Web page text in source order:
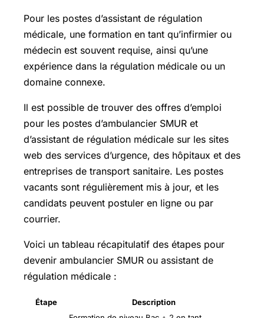
Pour les postes d’assistant de régulation
médicale, une formation en tant qu’infirmier ou
médecin est souvent requise, ainsi qu’une
expérience dans la régulation médicale ou un
domaine connexe.
Il est possible de trouver des offres d’emploi
pour les postes d’ambulancier SMUR et
d’assistant de régulation médicale sur les sites
web des services d’urgence, des hôpitaux et des
entreprises de transport sanitaire. Les postes
vacants sont régulièrement mis à jour, et les
candidats peuvent postuler en ligne ou par
courrier.
Voici un tableau récapitulatif des étapes pour
devenir ambulancier SMUR ou assistant de
régulation médicale :
Étape
Description